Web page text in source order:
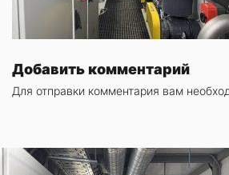
Добавить комментарий
Для отправки комментария вам